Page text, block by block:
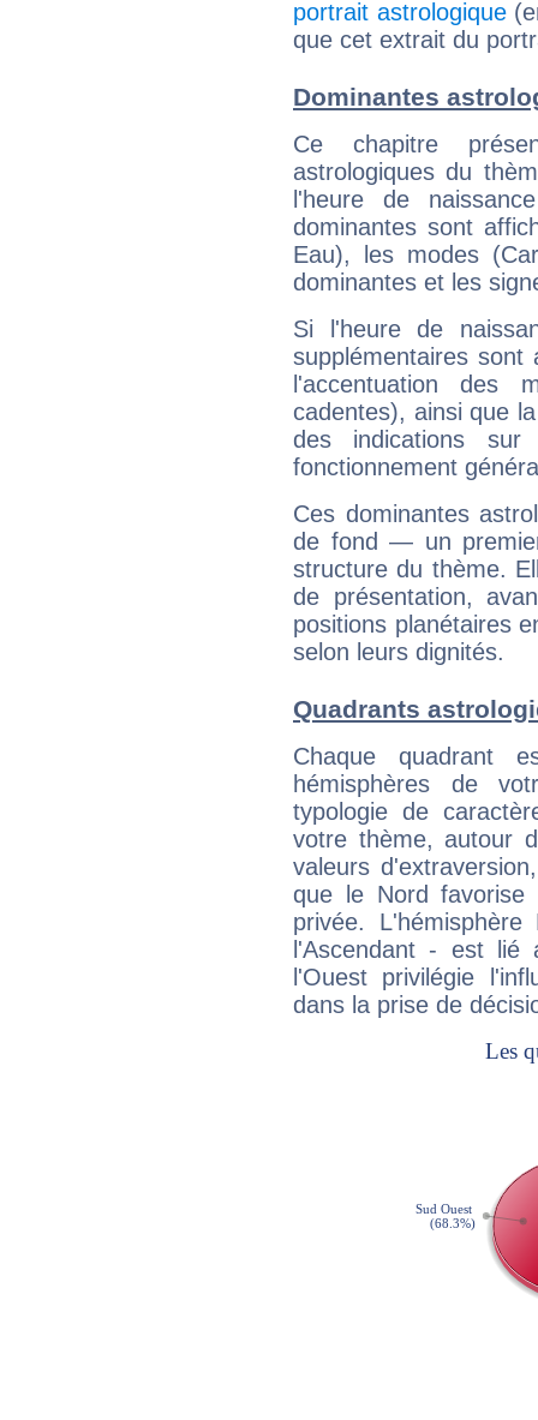
portrait astrologique
que cet extrait du
Dominantes
Ce chapitre
astrologiques du
l'heure de
dominantes sont
Eau), les modes
dominantes et les
Si l'heure de
supplémentaires sont
l'accentuation des
cadentes), ainsi que
des indications sur
fonctionnement
Ces dominantes
de fond — un
structure du thème.
de présentation,
positions planétaires
selon leurs dignités.
Quadrants
Chaque quadrant
hémisphères de
typologie de
votre thème, autour
valeurs
que le Nord favorise
privée.
l'Ascendant - est
l'Ouest privilégie
dans la prise de